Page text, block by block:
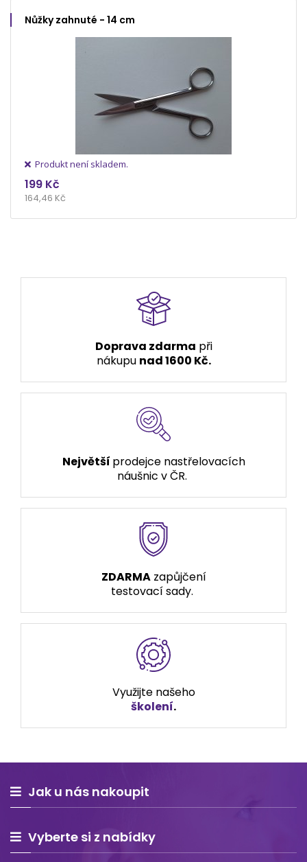
Nůžky zahnuté - 14 cm
Produkt není skladem.
199 Kč
164,46 Kč
Doprava zdarma při
nákupu nad 1600 Kč.
Největší prodejce nastřelovacích
náušnic v ČR.
ZDARMAzapůjčení
testovací sady.
Využijte našeho
školení.
Jak u nás nakoupit
Vyberte si z nabídky